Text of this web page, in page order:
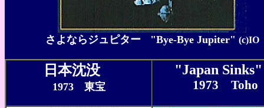
さよならジュピター "Bye-Bye Jupiter" (c)IO
日本沈没
1973 東宝
"Japan
1973 Toho